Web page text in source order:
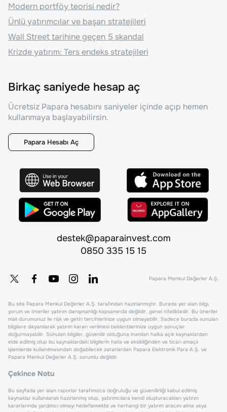
Modern portföy teorisi nedir?
Ünlü yatırımcılar ve başarı stratejileri
Wall Street tarihine geçen 5 skandal
Krizde yatırım: Ters endeks stratejileri
Birkaç saniyede hesap aç
Ücretsiz Papara hesabını saniyeler içinde açıp hemen
kullanmaya başlayabilirsin.
Papara Hesabı Aç
destek@paparainvest.com
0850 335 15 15
Papara Menkul Değerler A.Ş.
Bu site Papara Menkul Değerler A.Ş. tarafından hazırlanmıştır. Burada yer alan bilgi,
yorum ve öneriler yatırım danışmanlığı kapsamında değildir, genel niteliktedir. Bu öneriler
mali durumunuz ile risk ve getiri tercihlerinize uygun olmayabilir. Sadece burada sunulan
bilgilere dayanılarak yatırım kararı verilmesi beklentilerinize uygun sonuçlar
doğurmayabilir. Sunulan bilgiler, güvenilir olduğuna inanılan halka açık kaynaklardan
elde edilmiş olup bu kaynaklardaki bilgilerin hata ve eksikliğinden ve ticari amaçlı
işlemlerde kullanılmasından doğabilecek zararlardan Papara Elektronik Para A.Ş. ve
Papara Menkul Değerler A.Ş. sorumlu değildir.
Çekince Notu
Bu sayfada yer alan raporlar tarafımızca doğruluğu ve güvenilirliği kabul edilmiş
kaynaklar kullanılarak hazırlanmış olup, yatırımcılara kendi oluşturacakları yatırım
kararlarında yardımcı olmayı hedeflemekte ve herhangi bir yatırım aracını alma veya